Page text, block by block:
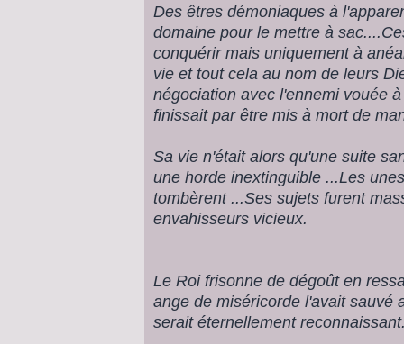
Des êtres démoniaques à
domaine pour le mettre à
conquérir mais uniquement à
vie et tout cela au nom de leurs
négociation avec l'ennemi vouée
finissait par être mis à mort de
Sa vie n'était alors qu'une suite
une horde inextinguible ...Les
tombèrent ...Ses sujets furent
envahisseurs vicieux.
Le Roi frisonne de dégoût en
ange de miséricorde l'avait sauvé
serait éternellement